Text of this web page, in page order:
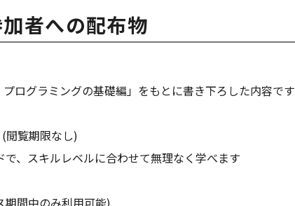
者への配布物
ログラミングの基礎編」をもとに書き下ろした内容です
閲覧期限なし)
、スキルレベルに合わせて無理なく学べます
期間中のみ利用可能)